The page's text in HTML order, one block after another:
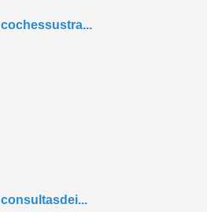
cochessustra...
consultasdei...